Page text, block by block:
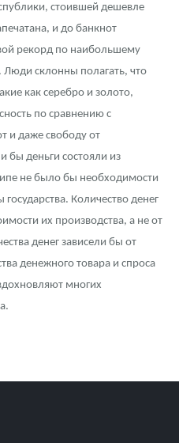
стоившей дешевле
и до банкнот
рекорд по наибольшему
Люди склонны полагать, что
как серебро и золото,
по сравнению с
и даже свободу от
бы деньги состояли из
не было бы необходимости
Количество денег
их производства, а не от
денег зависели бы от
денежного товара и спроса
многих